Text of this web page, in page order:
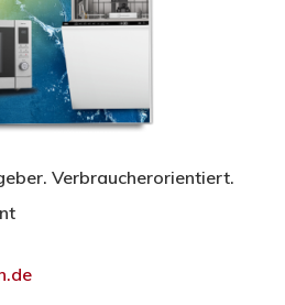
Verbraucherorientiert.